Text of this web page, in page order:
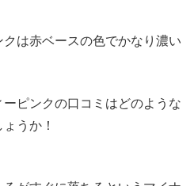
は赤ベースの色でかなり濃い
ピンクの口コミはどのような
うか！